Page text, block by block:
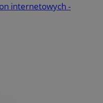
internetowych -